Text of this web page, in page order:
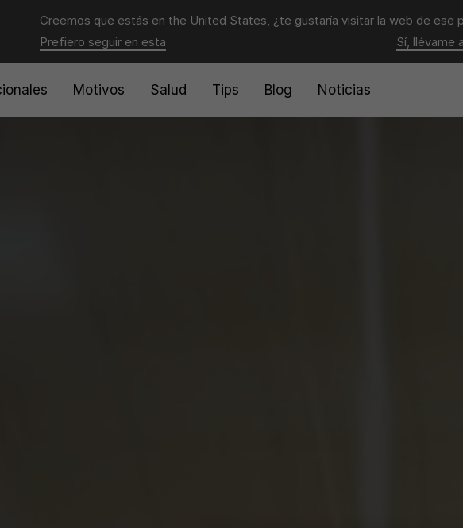
Creemos que estás en the United States, ¿te gustaría visitar la web de ese
Prefiero seguir en esta
Sí, llévame
Motivos Salud Tips Blog Noticias